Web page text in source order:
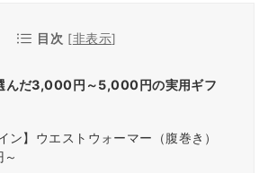
目次 [非表示]
んだ3,000円～5,000円の実用ギフ
ン】ウエストウォーマー（腹巻き）